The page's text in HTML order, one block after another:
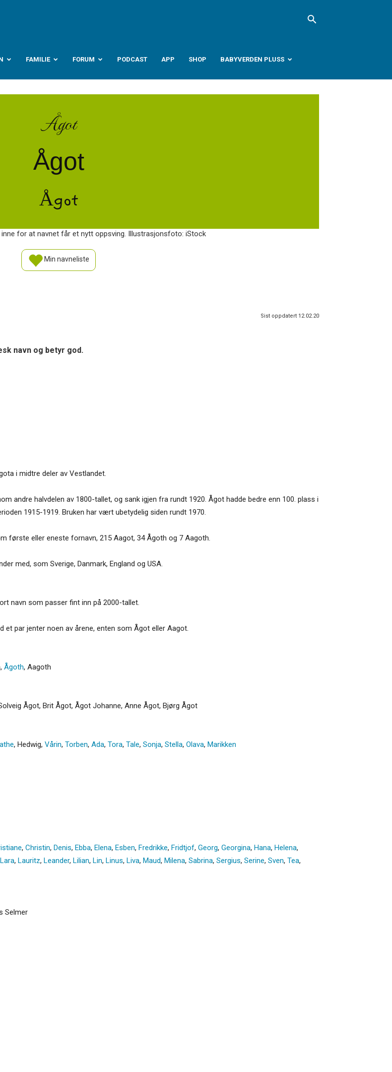
FAMILIE FORUM PODCAST APP SHOP BABYVERDEN PLUSS
Ågot
Ågot
Ågot
for at navnet får et nytt oppsving. Illustrasjonsfoto: iStock
Min navneliste
Sist oppdatert 12.02.20
navn og betyr god.
i midtre deler av Vestlandet.
andre halvdelen av 1800-tallet, og sank igjen fra rundt 1920. Ågot hadde bedre enn 100. plass i
1915-1919. Bruken har vært ubetydelig siden rundt 1970.
første eller eneste fornavn, 215 Aagot, 34 Ågoth og 7 Aagoth.
med, som Sverige, Danmark, England og USA.
navn som passer fint inn på 2000-tallet.
par jenter noen av årene, enten som Ågot eller Aagot.
, Ågoth, Aagoth
Ågot, Brit Ågot, Ågot Johanne, Anne Ågot, Bjørg Ågot
, Hedwig, Vårin, Torben, Ada, Tora, Tale, Sonja, Stella, Olava, Marikken
, Christin, Denis, Ebba, Elena, Esben, Fredrikke, Fridtjof, Georg, Georgina, Hana, Helena,
Lara, Lauritz, Leander, Lilian, Lin, Linus, Liva, Maud, Milena, Sabrina, Sergius, Serine, Sven, Tea,
Selmer